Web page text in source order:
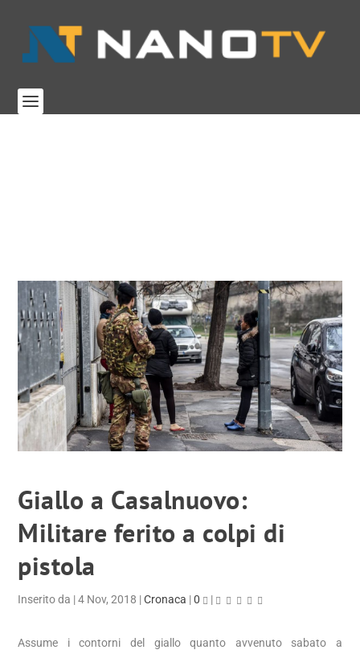
Giallo a Casalnuovo:
Militare ferito a colpi di
pistola
Inserito da |4 Nov, 2018 |Cronaca |0 |
Assume i contorni del giallo quanto avvenuto sabato a